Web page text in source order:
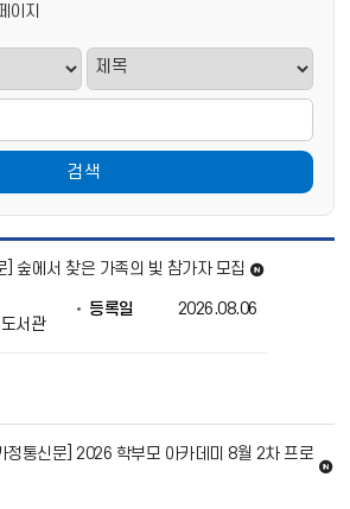
이지
검색
] 숲에서 찾은 가족의 빛 참가자 모집
서관
등록일 2026.08.06
정통신문] 2026 학부모 아카데미 8월 2차 프로